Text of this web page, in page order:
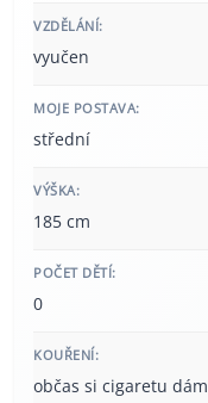
VZDĚLÁNÍ:
vyučen
MOJE POSTAVA:
střední
VÝŠKA:
185 cm
POČET DĚTÍ:
0
KOUŘENÍ:
občas si cigaretu dám